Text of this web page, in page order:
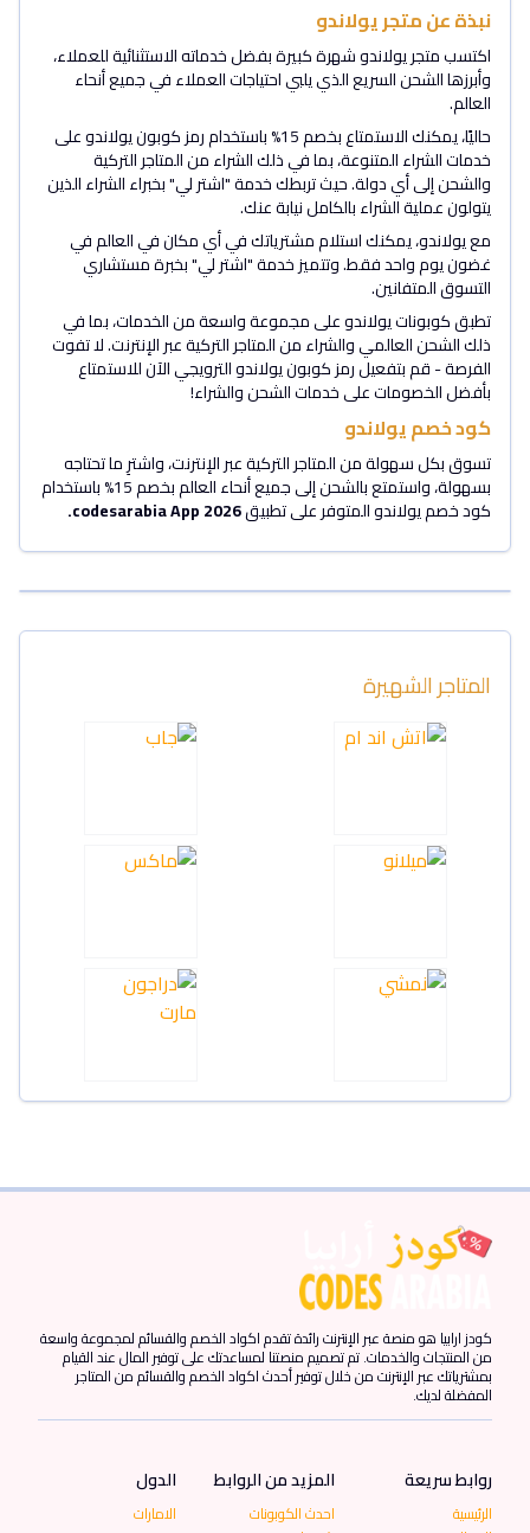
نبذة عن متجر يولاندو
اكتسب متجر يولاندو شهرة كبيرة بفضل خدماته الاستثنائية للعملاء،
وأبرزها الشحن السريع الذي يلبي احتياجات العملاء في جميع أنحاء
العالم.
حاليًا، يمكنك الاستمتاع بخصم 15% باستخدام رمز كوبون يولاندو على
خدمات الشراء المتنوعة، بما في ذلك الشراء من المتاجر التركية
والشحن إلى أي دولة. حيث تربطك خدمة "اشتر لي" بخبراء الشراء الذين
يتولون عملية الشراء بالكامل نيابة عنك.
مع يولاندو، يمكنك استلام مشترياتك في أي مكان في العالم في
غضون يوم واحد فقط. وتتميز خدمة "اشتر لي" بخبرة مستشاري
التسوق المتفانين.
تطبق كوبونات يولاندو على مجموعة واسعة من الخدمات، بما في
ذلك الشحن العالمي والشراء من المتاجر التركية عبر الإنترنت. لا تفوت
الفرصة - قم بتفعيل رمز كوبون يولاندو الترويجي الآن للاستمتاع
بأفضل الخصومات على خدمات الشحن والشراء!
كود خصم يولاندو
تسوق بكل سهولة من المتاجر التركية عبر الإنترنت، واشترِ ما تحتاجه
بسهولة، واستمتع بالشحن إلى جميع أنحاء العالم بخصم 15% باستخدام
كود خصم يولاندو المتوفر على تطبيقcodesarabia App 2026.
المتاجر الشهيرة
كودز ارابيا هو منصة عبر الإنترنت رائدة تقدم اكواد الخصم والقسائم لمجموعة واسعة
من المنتجات والخدمات. تم تصميم منصتنا لمساعدتك على توفير المال عند القيام
بمشترياتك عبر الإنترنت من خلال توفير أحدث اكواد الخصم والقسائم من المتاجر
المفضلة لديك.
روابط سريعة
الرئيسية
المزيد من الروابط
احدث الكوبونات
الدول
الامارات